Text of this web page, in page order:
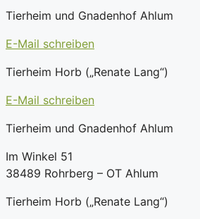
Tierheim und Gnadenhof Ahlum
E-Mail schreiben
Tierheim Horb („Renate Lang“)
E-Mail schreiben
Tierheim und Gnadenhof Ahlum
Im Winkel 51
38489 Rohrberg – OT Ahlum
Tierheim Horb („Renate Lang“)